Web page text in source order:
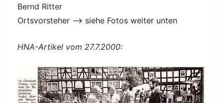
Bernd Ritter
Ortsvorsteher --> siehe Fotos weiter unten
HNA-Artikel vom 27.7.2000: